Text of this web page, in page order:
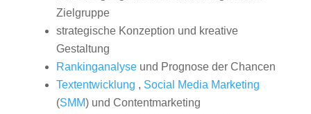
Zielgruppe
strategische Konzeption und kreative
Gestaltung
Rankinganalyseund Prognose der Chancen
Textentwicklung , Social Media Marketing
(SMM) und Contentmarketing